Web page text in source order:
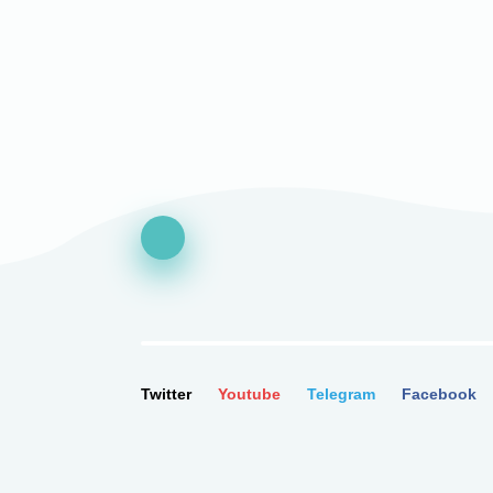
Facebook
Telegram
Youtube
Twitter